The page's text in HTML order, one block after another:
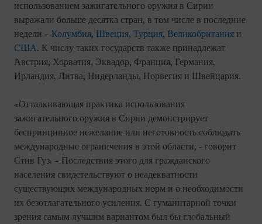
использованием зажигательного оружия в Сирии
выражали больше десятка стран, в том числе в последние
недели – Колумбия, Швеция, Турция, Великобритания и
США. К числу таких государств также принадлежат
Австрия, Хорватия, Эквадор, Франция, Германия,
Ирландия, Литва, Нидерланды, Норвегия и Швейцария.
«Отталкивающая практика использования
зажигательного оружия в Сирии демонстрирует
беспринципное нежелание или неготовность соблюдать
международные ограничения в этой области, - говорит
Стив Гуз. – Последствия этого для гражданского
населения свидетельствуют о неадекватности
существующих международных норм и о необходимости
их безотлагательного усиления. С гуманитарной точки
зрения самым лучшим вариантом был бы глобальный